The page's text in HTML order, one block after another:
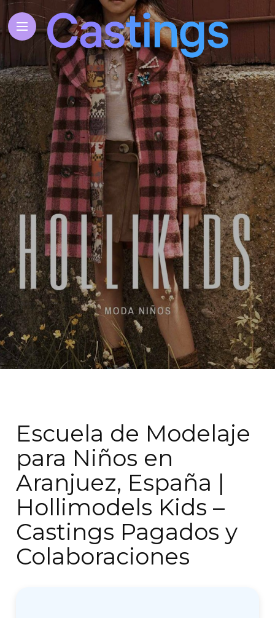
Escuela de Modelaje
para Niños en
Aranjuez, España |
Hollimodels Kids –
Castings Pagados y
Colaboraciones